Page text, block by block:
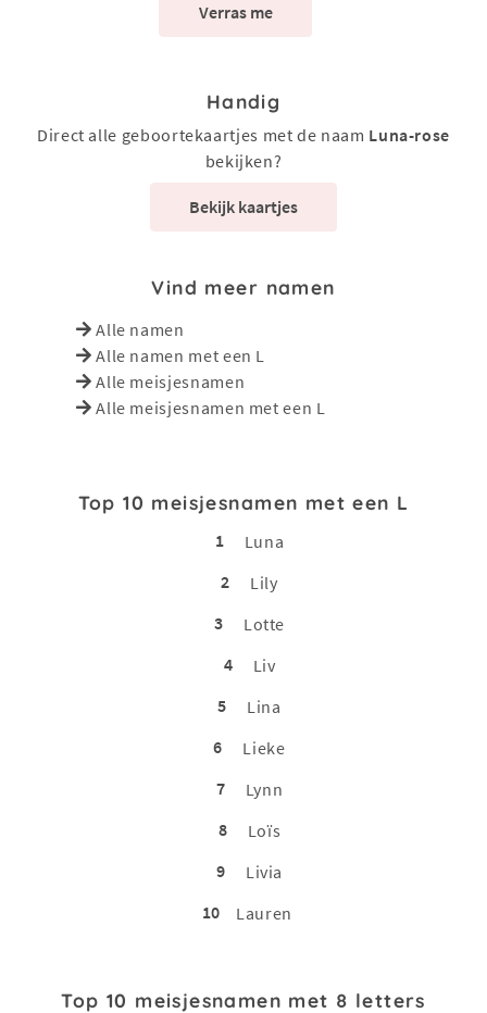
Verras me
Handig
Direct alle geboortekaartjes met de naam Luna-rose
bekijken?
Bekijk kaartjes
Vind meer namen
Alle namen
Alle namen met een L
Alle meisjesnamen
Alle meisjesnamen met een L
Top 10 meisjesnamen met een L
1
Luna
2
Lily
3
Lotte
4
Liv
5
Lina
6
Lieke
7
Lynn
8
Loïs
9
Livia
10
Lauren
Top 10 meisjesnamen met 8 letters